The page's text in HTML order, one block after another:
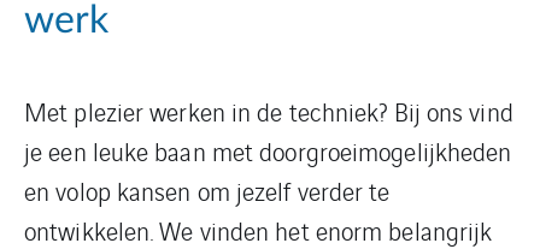
werk
Met plezier werken in de techniek? Bij ons vind
je een leuke baan met doorgroeimogelijkheden
en volop kansen om jezelf verder te
ontwikkelen. We vinden het enorm belangrijk